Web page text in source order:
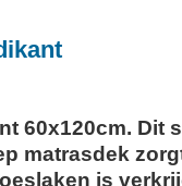
60x120cm. Dit
matrasdek
is